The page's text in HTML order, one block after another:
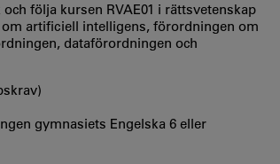
följa kursen RVAE01 i rättsvetenskap
artificiell intelligens, förordningen om
dataförordningen och
gymnasiets Engelska 6 eller